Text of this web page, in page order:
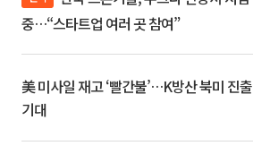
중…“스타트업 여러 곳 참여”
美 미사일 재고 ‘빨간불’…K방산 북미 진출
기대